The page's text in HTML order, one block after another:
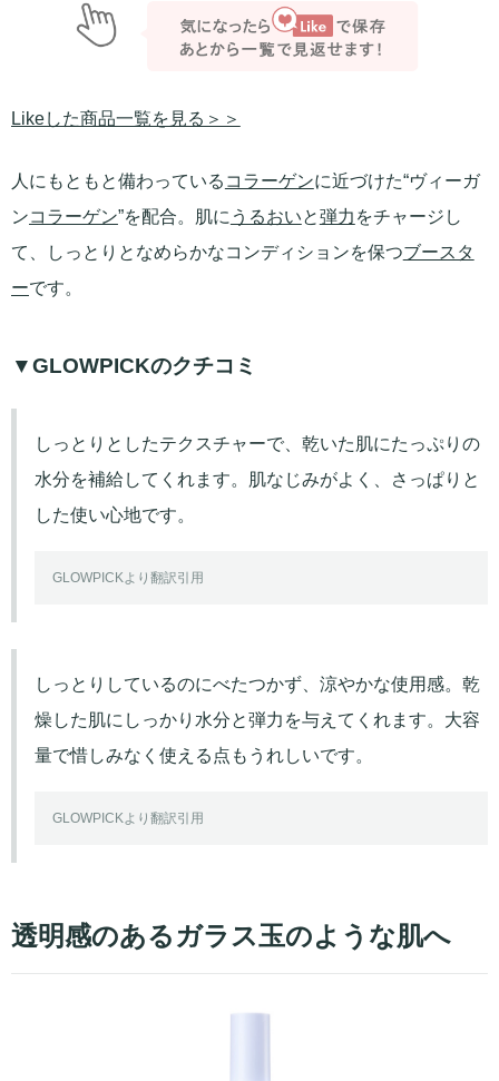
Likeした商品一覧を見る＞＞
人にもともと備わっている コラーゲンに近づけた“ヴィーガ
ンコラーゲン”を配合。肌に うるおいと弾力 をチャージし
て、しっとりとなめらかなコンディションを保つブースタ
ーです。
▼GLOWPICKのクチコミ
しっとりとしたテクスチャーで、乾いた肌にたっぷりの
水分を補給してくれます。肌なじみがよく、さっぱりと
した使い心地です。
GLOWPICKより翻訳引用
しっとりしているのにべたつかず、涼やかな使用感。乾
燥した肌にしっかり水分と弾力を与えてくれます。大容
量で惜しみなく使える点もうれしいです。
GLOWPICKより翻訳引用
透明感のあるガラス玉のような肌へ